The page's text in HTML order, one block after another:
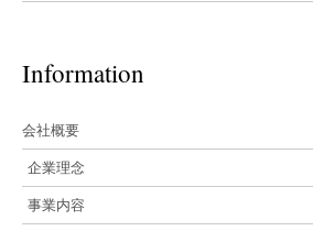
Information
会社概要
企業理念
事業内容